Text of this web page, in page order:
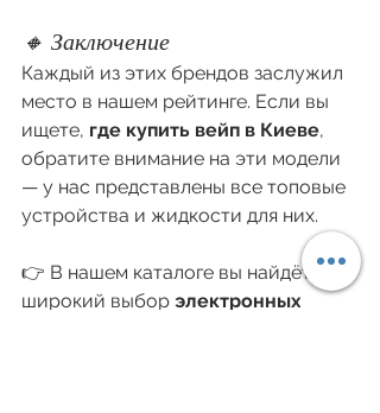
🔸 Заключение
Каждый из этих брендов заслужил
место в нашем рейтинге. Если вы
ищете, где купить вейп в Киеве,
обратите внимание на эти модели
— у нас представлены все топовые
устройства и жидкости для них.
👉 В нашем каталоге вы найдёте
широкий выбор электронных